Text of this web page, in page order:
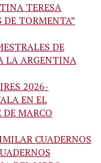
TERESA
TORMENTA”
DE
LA ARGENTINA
2026-
EN EL
MARCO
CUADERNOS